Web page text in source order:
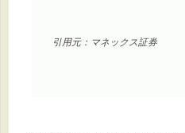
引用元：マネックス証券